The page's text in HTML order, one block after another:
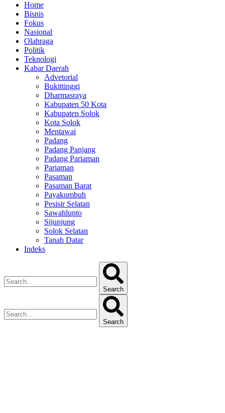
Home
Bisnis
Fokus
Nasional
Olahraga
Politik
Teknologi
Kabar Daerah
Advetorial
Bukittinggi
Dharmasraya
Kabupaten 50 Kota
Kabupaten Solok
Kota Solok
Mentawai
Padang
Padang Panjang
Padang Pariaman
Pariaman
Pasaman
Pasaman Barat
Payakumbuh
Pesisir Selatan
Sawahlunto
Sijunjung
Solok Selatan
Tanah Datar
Indeks
Search
Search